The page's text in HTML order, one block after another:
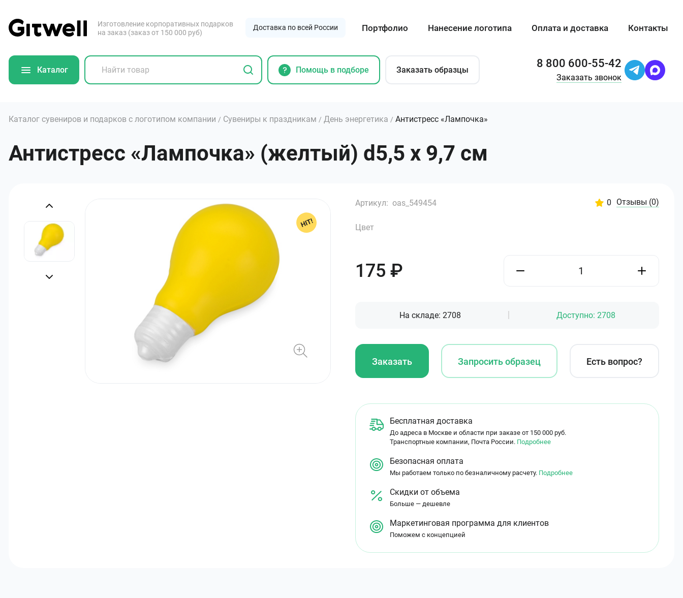
Изготовление корпоративных подарков
на заказ (заказ от 150 000 руб)
Доставка по всей России Портфолио Нанесение логотипа Оплата и доставка Контакты
Каталог Помощь в подборе Заказать образцы 8 800 600-55-42
Заказать звонок
Каталог сувениров и подарков с логотипом компании / Сувениры к праздникам / День энергетика / Антистресс «Лампочка»
Антистресс «Лампочка» (желтый) d5,5 х 9,7 см
Артикул: oas_549454 0 Отзывы (0)
Цвет
175 ₽
На складе: 2708 Доступно: 2708
Заказать Запросить образец Есть вопрос?
Бесплатная доставка
До адреса в Москве и области при заказе от 150 000 руб.
Транспортные компании, Почта России. Подробнее
Безопасная оплата
Мы работаем только по безналичному расчету. Подробнее
Скидки от объема
Больше — дешевле
Маркетинговая программа для клиентов
Поможем с концепцией